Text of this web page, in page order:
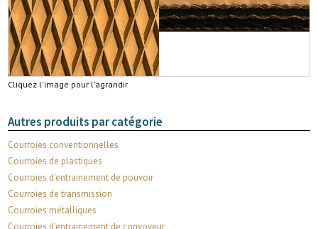
Cliquez l'image pour l'agrandir
Autres produits par catégorie
Courroies conventionnelles
Courroies de plastiques
Courroies d'entrainement de pouvoir
Courroies de transmission
Courroies métalliques
Courroies d'entrainement de convoyeur